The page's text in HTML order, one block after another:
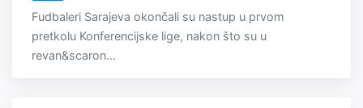
Fudbaleri Sarajeva okončali su nastup u prvom
pretkolu Konferencijske lige, nakon što su u
revan&scaron...